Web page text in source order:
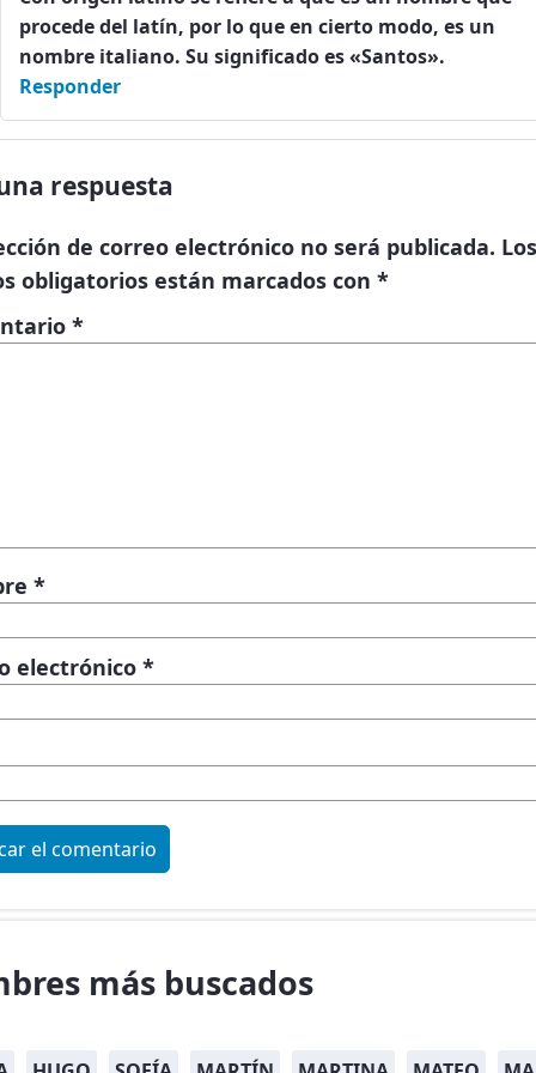
procede del latín, por lo que en cierto modo, es un
nombre italiano. Su significado es «Santos».
Responder
respuesta
de correo electrónico no será publicada. Los
obligatorios están marcados con *
*
*
electrónico *
más buscados